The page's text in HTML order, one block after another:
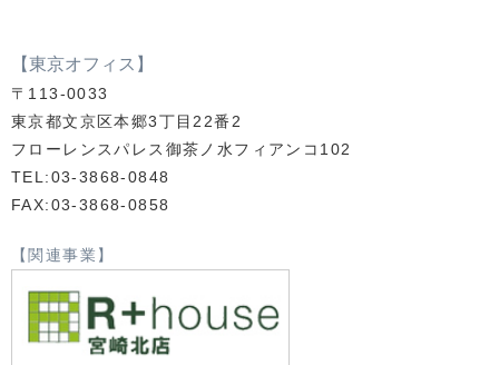
【東京オフィス】
〒113-0033
東京都文京区本郷3丁目22番2
フローレンスパレス御茶ノ水フィアンコ102
TEL:03-3868-0848
FAX:03-3868-0858
【関連事業】